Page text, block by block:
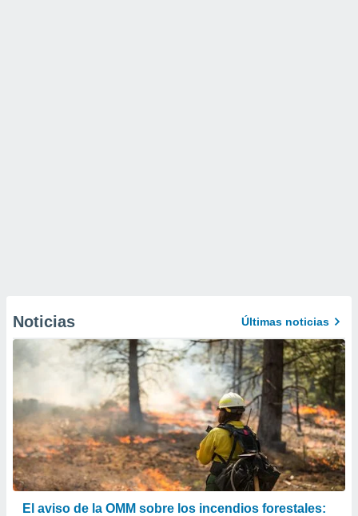
Noticias Últimas noticias
El aviso de la OMM sobre los incendios forestales: